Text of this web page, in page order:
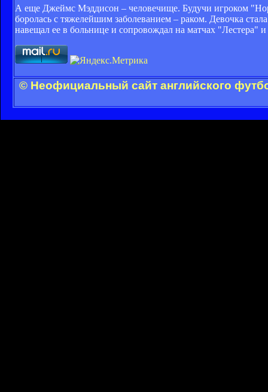
А еще Джеймс Мэддисон – человечище. Будучи игроком
боролась с тяжелейшим заболеванием – раком. Девочка
навещал ее в больнице и сопровождал на матчах "Лестера"
© Неофициальный сайт английского